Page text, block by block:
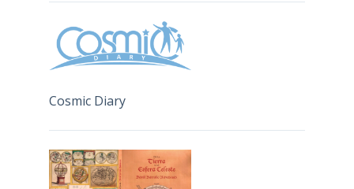
Cosmic Diary